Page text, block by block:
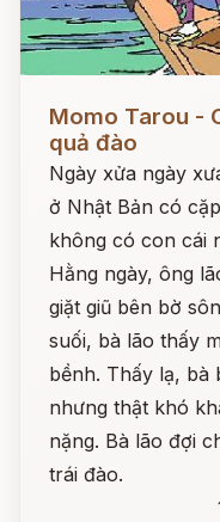
Momo Tarou -
quả đào
Ngày xửa ngày
ở Nhật Bản có
không có con cái
Hằng ngày, ông
giặt giũ bên bờ
suối, bà lão thấy
bềnh. Thấy lạ, bà
nhưng thật khó
nặng. Bà lão đợi
trái đào.